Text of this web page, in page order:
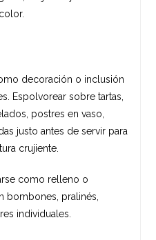
decoración o inclusión
Espolvorear sobre tartas,
postres en vaso,
justo antes de servir para
crujiente.
como relleno o
bombones, pralinés,
individuales.